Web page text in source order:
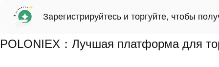
Зарегистрируйтесь и торгуйте, чтобы
POLONIEX：Лучшая платформа для